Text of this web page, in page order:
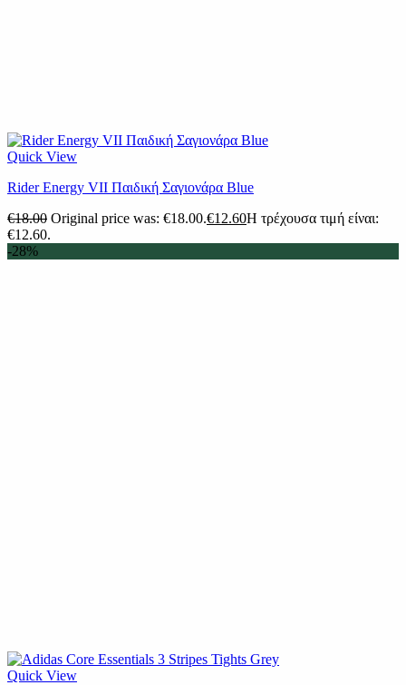
Quick View
Rider Energy VII Παιδική Σαγιονάρα Blue
€18.00 Original price was: €18.00.€12.60Η τρέχουσα τιμή είναι:
€12.60.
-28%
Quick View